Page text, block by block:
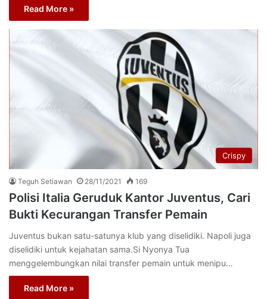
Read More »
Crispy
Teguh Setiawan 28/11/2021 169
Polisi Italia Geruduk Kantor Juventus, Cari
Bukti Kecurangan Transfer Pemain
Juventus bukan satu-satunya klub yang diselidiki. Napoli juga
diselidiki untuk kejahatan sama.Si Nyonya Tua
menggelembungkan nilai transfer pemain untuk menipu…
Read More »